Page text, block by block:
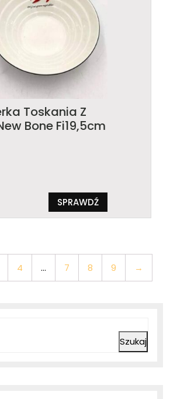
Toskania Z
Bone Fi19,5cm
SPRAWDŹ
4 … 7 8 9 →
Szukaj